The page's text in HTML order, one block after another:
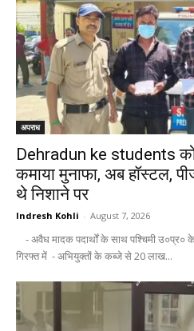
अपराध
Dehradun ke students
कमाया मुनाफा, अब हॉस्टल,
थे निशाने पर
Indresh Kohli - August 7, 2026
- अवैध मादक पदार्थों के साथ पश्चिमी
गिरफ्त में - अभियुक्तों के कब्जे से 20 लाख...